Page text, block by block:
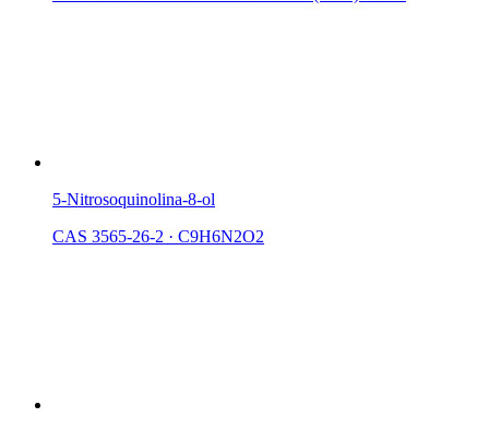
5-Nitrosoquinolina-8-ol
CAS 3565-26-2 · C9H6N2O2